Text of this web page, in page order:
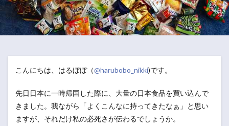
こんにちは、はるぼぼ（@harubobo_nikki)です。
先日日本に一時帰国した際に、大量の日本食品を買い込んで
きました。我ながら「よくこんなに持ってきたなぁ」と思い
ますが、それだけ私の必死さが伝わるでしょうか。